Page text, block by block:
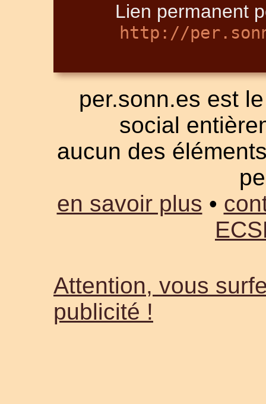
Lien permanent
http://
per.sonn.es est
social
aucun des
en savoir plus •
Attention, vous
publicité !